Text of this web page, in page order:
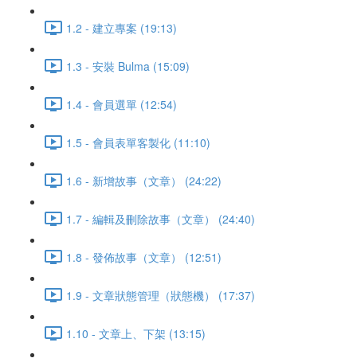
1.2 - 建立專案 (19:13)
1.3 - 安裝 Bulma (15:09)
1.4 - 會員選單 (12:54)
1.5 - 會員表單客製化 (11:10)
1.6 - 新增故事（文章） (24:22)
1.7 - 編輯及刪除故事（文章） (24:40)
1.8 - 發佈故事（文章） (12:51)
1.9 - 文章狀態管理（狀態機） (17:37)
1.10 - 文章上、下架 (13:15)